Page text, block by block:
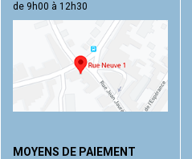
de 9h00 à 12h30
MOYENS DE PAIEMENT